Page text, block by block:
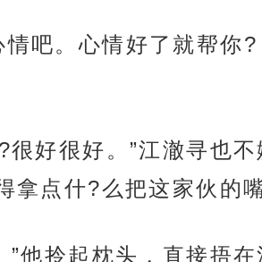
吧。心情好了就帮你
好很好。”江澈寻也
点什?么把这家伙的嘴
他拎起枕头，直接捂